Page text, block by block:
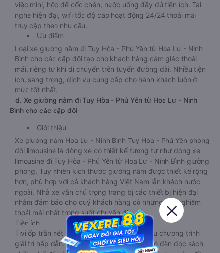
việc mini, hộc để cốc chén, nước uống đầy đủ tiện ích. Tai
nghe hiện đại, wifi tốc độ cao hoạt động 24/24 thoải mái
truy cập theo nhu cầu.
Ưu điểm
Loại xe giường nằm đi Tuy Hòa - Phú Yên từ Hoa Lư - Ninh
Bình cho các cặp đôi tạo cho khách hàng cảm giác thoải
mái, riêng tư khi di chuyển trên tuyến đường dài. Nhiều tiện
ích, sang trọng, dịch vụ cung cấp cho hành khách luôn ở
mức tốt nhất.
d. Xe giường nằm đi Tuy Hòa - Phú Yên từ Hoa Lư - Ninh
Bình cho các cặp đôi
Giới thiệu
Xe giường nằm Hoa Lư - Ninh Bình Tuy Hòa - Phú Yên phòng
đôi limousine là dòng xe có thiết kế tương tự như dòng xe
limousine đi Tuy Hòa - Phú Yên từ Hoa Lư - Ninh Bình giường
phòng. Tuy nhiên kích thước giường nằm được thiết kế rộng
hơn, phù hợp với cả khách hàng Việt Nam lẫn khách nước
ngoài. Nhà xe vẫn chú trọng trang bị các thiết bị hiện đại
nhằm đảm bảo cho quý khách hàng có những trải nghiệm
thoải mái nhất trong suốt chuyến đi.
Tiện ích
Tivi ốp trần nét cứng, đầu HD tích hợp nhiều chương trình
giải trí hấp dẫn. Trong phòng có tai nghe, có đèn đọc sách